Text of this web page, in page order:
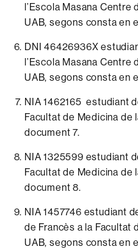
l’Escola Masana Centre
UAB, segons consta en
DNI 46426936X
l’Escola Masana Centre
UAB, segons consta en
NIA 1462165 estudiant
Facultat de Medicina de
document 7.
NIA 1325599 estudiant
Facultat de Medicina de
document 8.
NIA 1457746 estudiant
de Francès a la Facultat
UAB, segons consta en